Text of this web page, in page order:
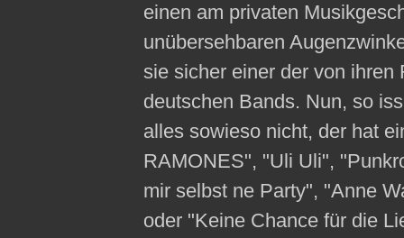
einen am privaten
unübersehbaren
sie sicher einer der von ihren
deutschen Bands. Nun, so
alles sowieso nicht, der hat
RAMONES", "Uli Uli",
mir selbst ne Party", "Anne
oder "Keine Chance für die